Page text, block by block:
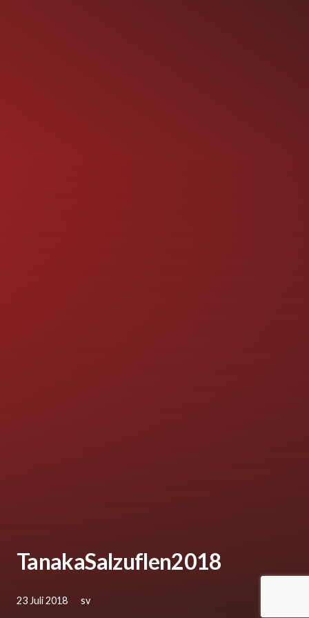
TanakaSalzuflen2018
23 Juli 2018 sv